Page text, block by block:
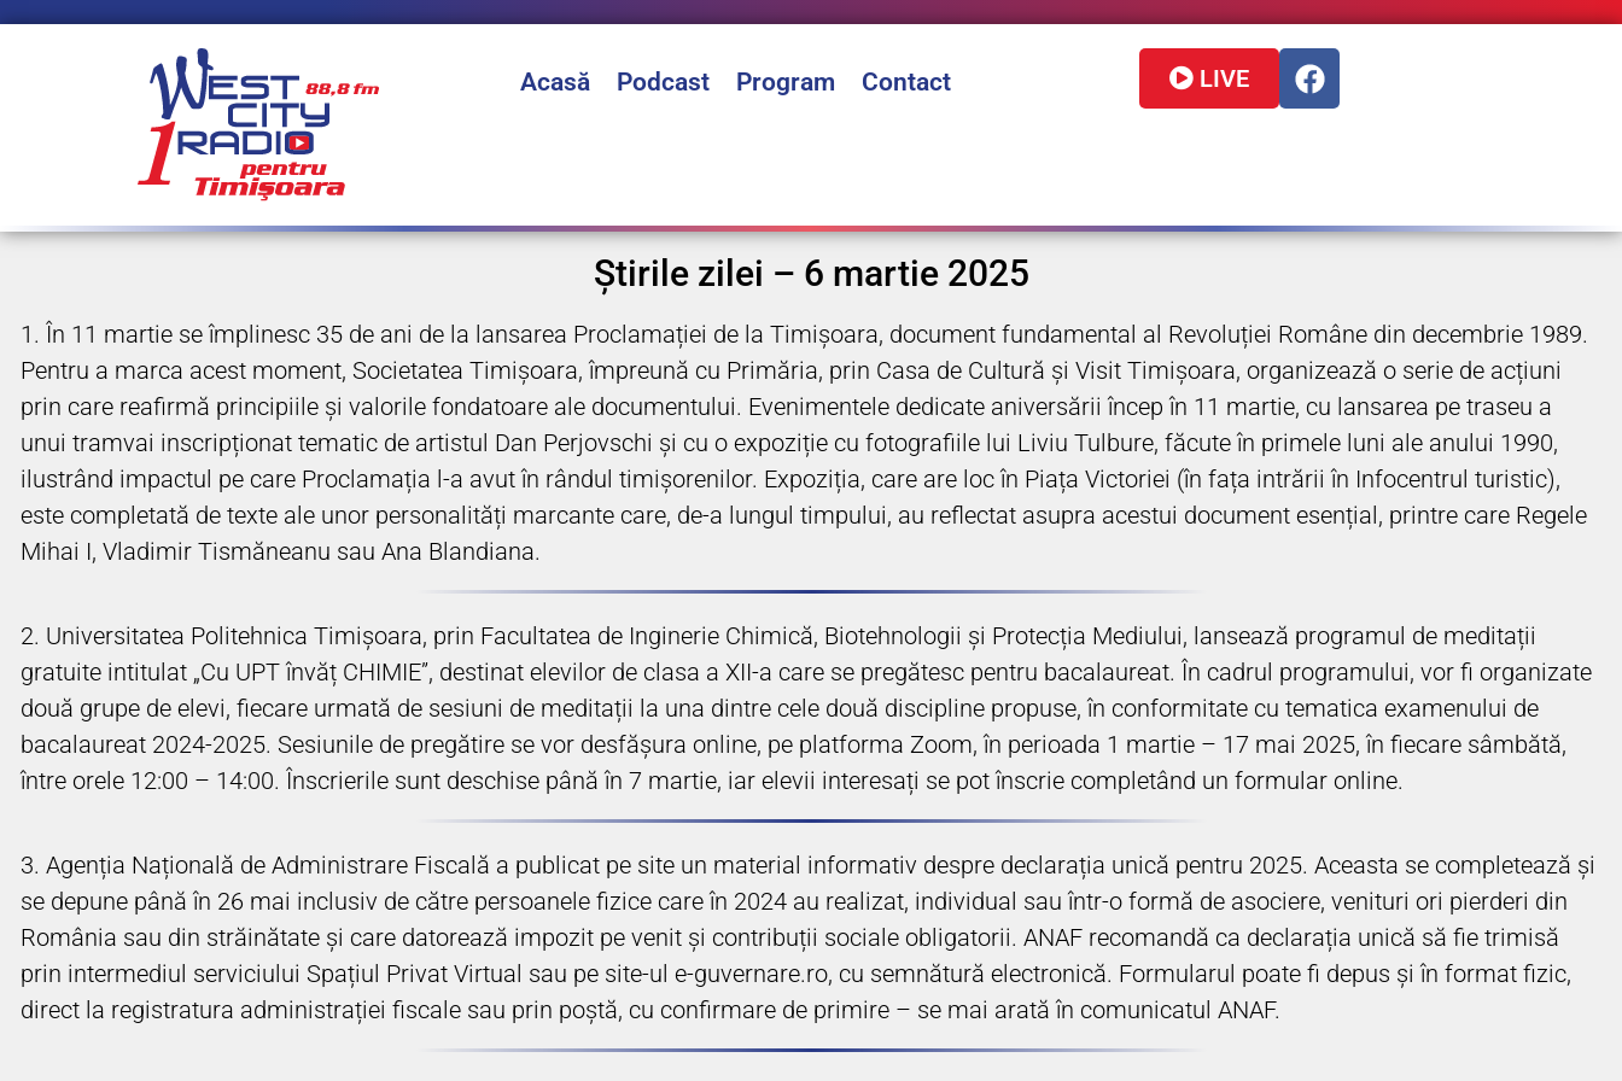
Acasă Podcast Program Contact LIVE
Știrile zilei – 6 martie 2025
1. În 11 martie se împlinesc 35 de ani de la lansarea Proclamației de la Timișoara, document fundamental al Revoluției Române din decembrie 1989.
Pentru a marca acest moment, Societatea Timișoara, împreună cu Primăria, prin Casa de Cultură și Visit Timișoara, organizează o serie de acțiuni
prin care reafirmă principiile și valorile fondatoare ale documentului. Evenimentele dedicate aniversării încep în 11 martie, cu lansarea pe traseu a
unui tramvai inscripționat tematic de artistul Dan Perjovschi și cu o expoziție cu fotografiile lui Liviu Tulbure, făcute în primele luni ale anului 1990,
ilustrând impactul pe care Proclamația l-a avut în rândul timișorenilor. Expoziția, care are loc în Piața Victoriei (în fața intrării în Infocentrul turistic),
este completată de texte ale unor personalități marcante care, de-a lungul timpului, au reflectat asupra acestui document esențial, printre care Regele
Mihai I, Vladimir Tismăneanu sau Ana Blandiana.
2. Universitatea Politehnica Timișoara, prin Facultatea de Inginerie Chimică, Biotehnologii și Protecția Mediului, lansează programul de meditații
gratuite intitulat „Cu UPT învăț CHIMIE”, destinat elevilor de clasa a XII-a care se pregătesc pentru bacalaureat. În cadrul programului, vor fi organizate
două grupe de elevi, fiecare urmată de sesiuni de meditații la una dintre cele două discipline propuse, în conformitate cu tematica examenului de
bacalaureat 2024-2025. Sesiunile de pregătire se vor desfășura online, pe platforma Zoom, în perioada 1 martie – 17 mai 2025, în fiecare sâmbătă,
între orele 12:00 – 14:00. Înscrierile sunt deschise până în 7 martie, iar elevii interesați se pot înscrie completând un formular online.
3. Agenția Națională de Administrare Fiscală a publicat pe site un material informativ despre declarația unică pentru 2025. Aceasta se completează și
se depune până în 26 mai inclusiv de către persoanele fizice care în 2024 au realizat, individual sau într-o formă de asociere, venituri ori pierderi din
România sau din străinătate și care datorează impozit pe venit și contribuții sociale obligatorii. ANAF recomandă ca declarația unică să fie trimisă
prin intermediul serviciului Spațiul Privat Virtual sau pe site-ul e-guvernare.ro, cu semnătură electronică. Formularul poate fi depus și în format fizic,
direct la registratura administrației fiscale sau prin poștă, cu confirmare de primire – se mai arată în comunicatul ANAF.